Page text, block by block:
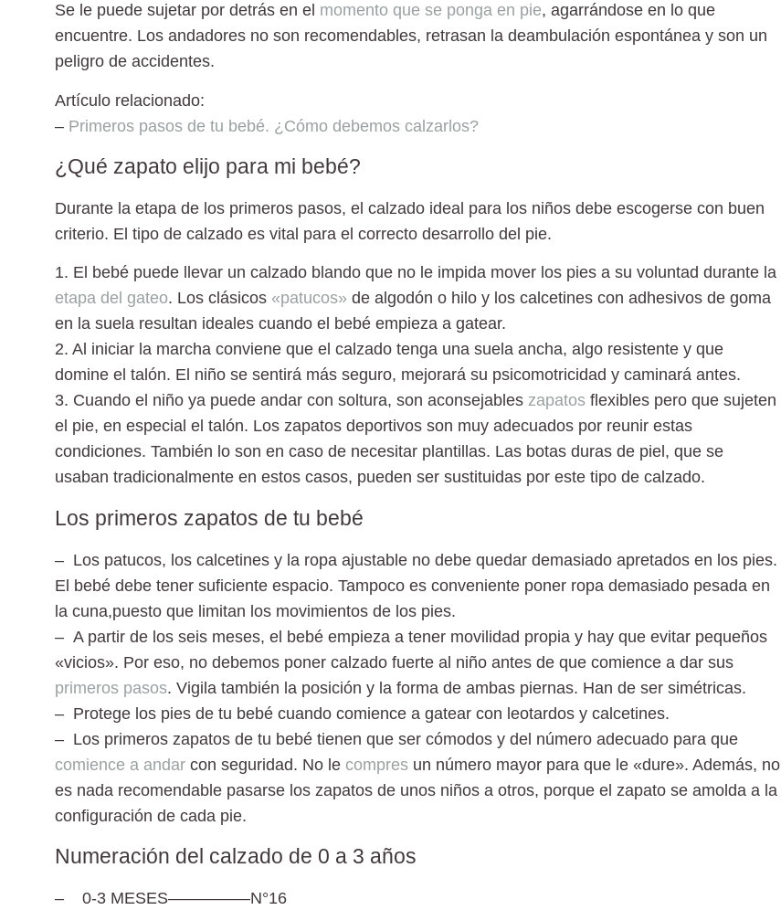
Se le puede sujetar por detrás en el momento que se ponga en pie, agarrándose en lo que
encuentre. Los andadores no son recomendables, retrasan la deambulación espontánea y son un
peligro de accidentes.
Artículo relacionado:
– Primeros pasos de tu bebé. ¿Cómo debemos calzarlos?
¿Qué zapato elijo para mi bebé?
Durante la etapa de los primeros pasos, el calzado ideal para los niños debe escogerse con buen
criterio. El tipo de calzado es vital para el correcto desarrollo del pie.
1. El bebé puede llevar un calzado blando que no le impida mover los pies a su voluntad durante la
etapa del gateo. Los clásicos «patucos» de algodón o hilo y los calcetines con adhesivos de goma
en la suela resultan ideales cuando el bebé empieza a gatear.
2. Al iniciar la marcha conviene que el calzado tenga una suela ancha, algo resistente y que
domine el talón. El niño se sentirá más seguro, mejorará su psicomotricidad y caminará antes.
3. Cuando el niño ya puede andar con soltura, son aconsejables zapatos flexibles pero que sujeten
el pie, en especial el talón. Los zapatos deportivos son muy adecuados por reunir estas
condiciones. También lo son en caso de necesitar plantillas. Las botas duras de piel, que se
usaban tradicionalmente en estos casos, pueden ser sustituidas por este tipo de calzado.
Los primeros zapatos de tu bebé
– Los patucos, los calcetines y la ropa ajustable no debe quedar demasiado apretados en los pies.
El bebé debe tener suficiente espacio. Tampoco es conveniente poner ropa demasiado pesada en
la cuna,puesto que limitan los movimientos de los pies.
– A partir de los seis meses, el bebé empieza a tener movilidad propia y hay que evitar pequeños
«vicios». Por eso, no debemos poner calzado fuerte al niño antes de que comience a dar sus
primeros pasos. Vigila también la posición y la forma de ambas piernas. Han de ser simétricas.
– Protege los pies de tu bebé cuando comience a gatear con leotardos y calcetines.
– Los primeros zapatos de tu bebé tienen que ser cómodos y del número adecuado para que
comience a andar con seguridad. No le compres un número mayor para que le «dure». Además, no
es nada recomendable pasarse los zapatos de unos niños a otros, porque el zapato se amolda a la
configuración de cada pie.
Numeración del calzado de 0 a 3 años
– 0-3 MESES—————N°16